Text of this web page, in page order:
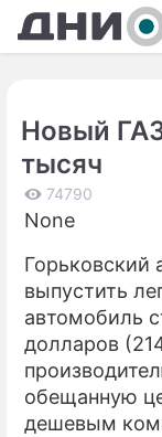
Новый
тысяч
74790
None
Горьковский
выпустить
автомобиль
долларов
обещанную
дешевым